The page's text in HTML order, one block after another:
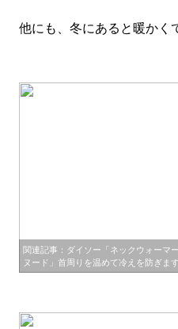
他にも、冬にあると暖かく
関連記事：ダイソー「ネックウォーマ
ヌード」首周りを温めて冷えを防ぎます